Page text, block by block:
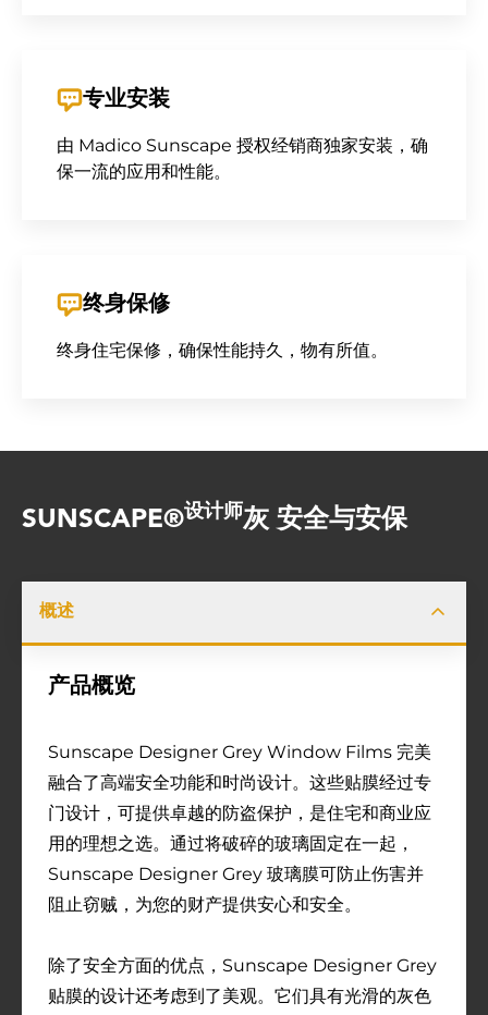
专业安装
由 Madico Sunscape 授权经销商独家安装，确
保一流的应用和性能。
终身保修
终身住宅保修，确保性能持久，物有所值。
SUNSCAPE®设计师灰 安全与安保
概述
产品概览
Sunscape Designer Grey Window Films 完美
融合了高端安全功能和时尚设计。这些贴膜经过专
门设计，可提供卓越的防盗保护，是住宅和商业应
用的理想之选。通过将破碎的玻璃固定在一起，
Sunscape Designer Grey 玻璃膜可防止伤害并
阻止窃贼，为您的财产提供安心和安全。
除了安全方面的优点，Sunscape Designer Grey
贴膜的设计还考虑到了美观。它们具有光滑的灰色